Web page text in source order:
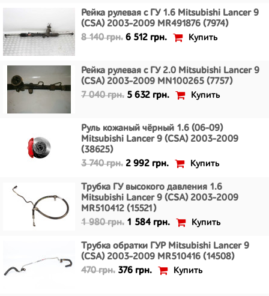
Рейка рулевая с ГУ 1.6 Mitsubishi Lancer 9
(CSA) 2003-2009 MR491876 (7974)
8 140 грн. 6 512 грн. Купить
Рейка рулевая с ГУ 2.0 Mitsubishi Lancer 9
(CSA) 2003-2009 MN100265 (7757)
7 040 грн. 5 632 грн. Купить
Руль кожаный чёрный 1.6 (06-09)
Mitsubishi Lancer 9 (CSA) 2003-2009
(38625)
3 740 грн. 2 992 грн. Купить
Трубка ГУ высокого давления 1.6
Mitsubishi Lancer 9 (CSA) 2003-2009
MR510412 (15521)
1 980 грн. 1 584 грн. Купить
Трубка обратки ГУР Mitsubishi Lancer 9
(CSA) 2003-2009 MR510416 (14508)
470 грн. 376 грн. Купить